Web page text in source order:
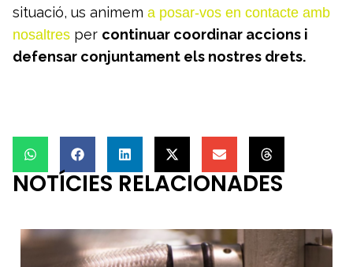
situació, us animem a posar-vos en contacte amb
nosaltres per continuar coordinar accions i
defensar conjuntament els nostres drets.
NOTÍCIES RELACIONADES